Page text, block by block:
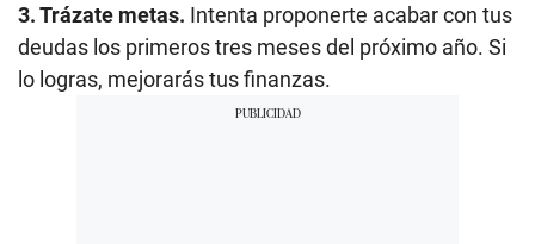
3. Trázate metas. Intenta proponerte acabar con tus
deudas los primeros tres meses del próximo año. Si
lo logras, mejorarás tus finanzas.